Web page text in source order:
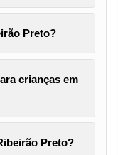
Preto?
crianças em
Preto?